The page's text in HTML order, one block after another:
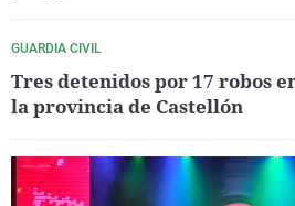
GUARDIA CIVIL
Tres detenidos por 17 robos
la provincia de Castellón